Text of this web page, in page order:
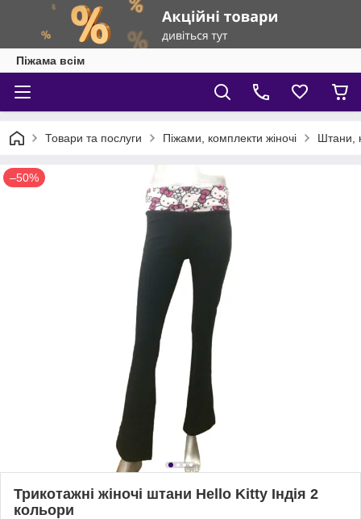
Піжама всім
Товари та послуги Піжами, комплекти жіночі Штани,
–50%
Трикотажні жіночі штани Hello Kitty Індія 2
кольори